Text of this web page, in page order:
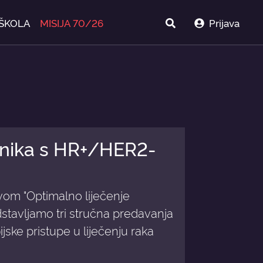
MISIJA 70/26 Prijava
s HR+/HER2-
"Optimalno liječenje
tri stručna predavanja
pristupe u liječenju raka